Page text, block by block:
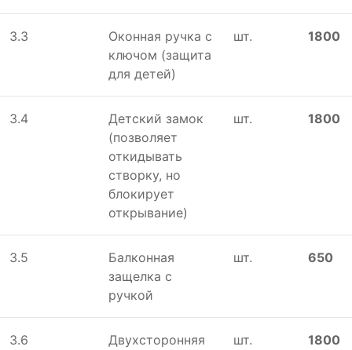
3.3
Оконная ручка с
ключом (защита
для детей)
шт. 1800
3.4
Детский замок
(позволяет
откидывать
створку, но
блокирует
открывание)
шт. 1800
3.5
Балконная
защелка с
ручкой
шт. 650
3.6
Двухсторонняя
шт. 1800